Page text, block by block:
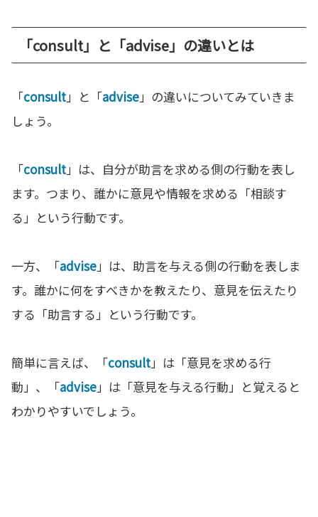
「consult」と「advise」の違いとは
「consult」と「advise」の違いについてみていきま
しょう。
「consult」は、自分が助言を求める側の行動を表し
ます。つまり、誰かに意見や情報を求める「相談す
る」という行動です。
一方、「advise」は、助言を与える側の行動を表しま
す。誰かに何をすべきかを教えたり、意見を伝えたり
する「助言する」という行動です。
簡単に言えば、「consult」は「意見を求める行
動」、「advise」は「意見を与える行動」と覚えると
わかりやすいでしょう。